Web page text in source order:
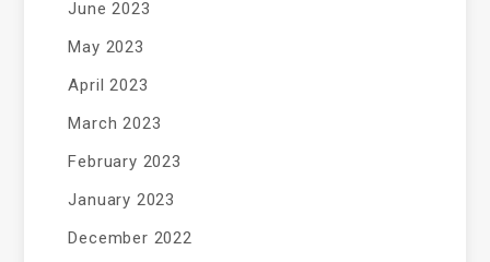
June 2023
May 2023
April 2023
March 2023
February 2023
January 2023
December 2022